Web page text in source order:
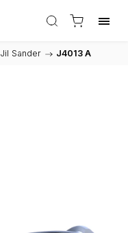
Jil Sander / J4013 A